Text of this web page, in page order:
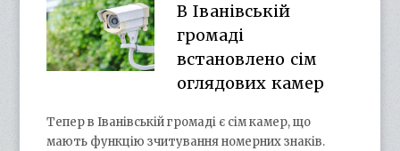
В Іванівській
громаді
встановлено сім
оглядових камер
Тепер в Іванівській громаді є сім камер, що
мають функцію зчитування номерних знаків.